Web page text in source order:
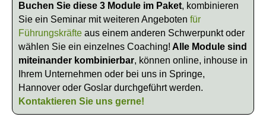
Buchen Sie diese 3 Module im Paket, kombinieren
Sie ein Seminar mit weiteren Angeboten für
Führungskräfte aus einem anderen Schwerpunkt oder
wählen Sie ein einzelnes Coaching! Alle Module sind
miteinander kombinierbar, können online, inhouse in
Ihrem Unternehmen oder bei uns in Springe,
Hannover oder Goslar durchgeführt werden.
Kontaktieren Sie uns gerne!